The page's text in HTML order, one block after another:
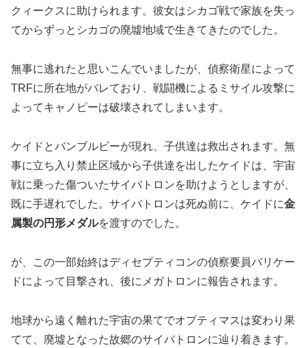
クィークスに助けられます。彼女はシカゴ戦で家族を失っ
てからずっとシカゴの廃墟地域で生きてきたのでした。
無事に逃れたと思いこんでいましたが、偵察衛星によって
TRFに所在地がバレており、戦闘機によるミサイル攻撃に
よってキャノピーは破壊されてしまいます。
ケイドとバンブルビーが現れ、子供達は救出されます。無
事に立ち入り禁止区域から子供達を出したケイドは、宇宙
戦に乗った傷ついたサイバトロンを助けようとしますが、
既に手遅れでした。サイバトロンは死ぬ前に、ケイドに金
属製の円形メダルを渡すのでした。
が、この一部始終はディセプティコンの偵察要員バリケー
ドによって目撃され、後にメガトロンに報告されます。
地球から遠く離れた宇宙の果てでオプティマスは変わり果
てて、廃墟となった故郷のサイバトロンに辿り着きます。